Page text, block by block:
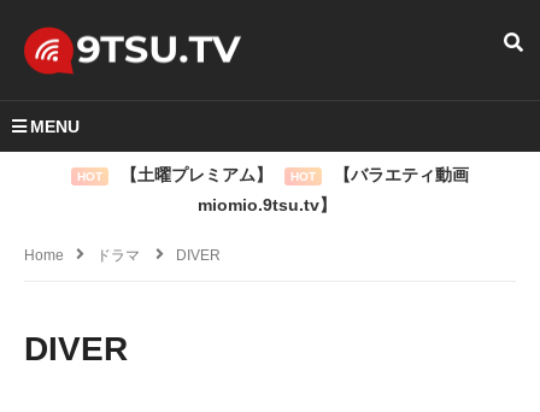
MENU
HOT 【土曜プレミアム】 HOT
【バラエティ動画
miomio.9tsu.tv】
Home ドラマ DIVER
DIVER